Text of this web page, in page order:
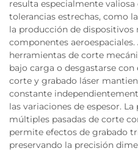
resulta especialmente
tolerancias estrechas, como
la producción de
componentes
herramientas de corte
bajo carga o desgastarse
corte y grabado láser
constante
las variaciones de espesor.
múltiples pasadas de corte
permite efectos de grabado
preservando la precisión